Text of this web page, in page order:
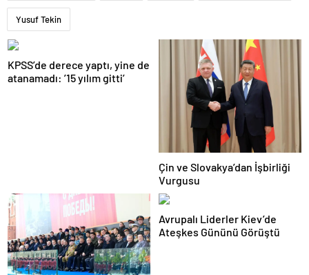
Yusuf Tekin
KPSS’de derece yaptı, yine de
atanamadı: ’15 yılım gitti’
Çin ve Slovakya’dan İşbirliği
Vurgusu
Avrupalı Liderler Kiev’de
Ateşkes Gününü Görüştü